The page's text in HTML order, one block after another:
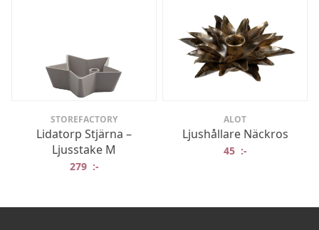
STOREFACTORY
Lidatorp Stjärna –
Ljusstake M
279 :-
ALOT
Ljushållare Näckros
45 :-